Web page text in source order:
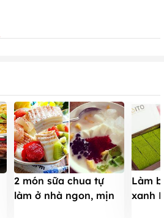
2 món sữa chua tự
làm ở nhà ngon, mịn
Làm
xanh